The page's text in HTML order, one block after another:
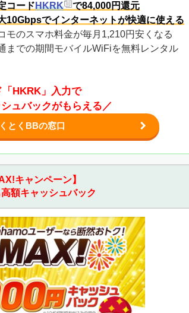
コードHKRK
で84,000円還元
10Gbpsでインターネットが快適に使える
モのスマホ料金が毎月1,210円安くなる
までの期間モバイルWiFiを無料レンタル
HKRK」入力で
ュバックがもらえる／
とくBBの窓口
キャンペーン】
額キャッシュバック